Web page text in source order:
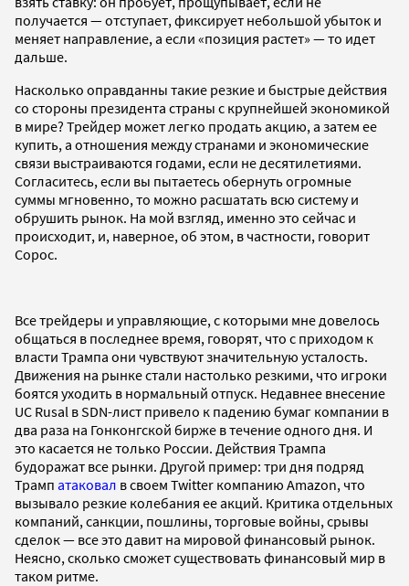
получается — отступает, фиксирует небольшой убыток и
меняет направление, а если «позиция растет» — то идет
дальше.
Насколько оправданны такие резкие и быстрые действия
со стороны президента страны с крупнейшей экономикой
в мире? Трейдер может легко продать акцию, а затем ее
купить, а отношения между странами и экономические
связи выстраиваются годами, если не десятилетиями.
Согласитесь, если вы пытаетесь обернуть огромные
суммы мгновенно, то можно расшатать всю систему и
обрушить рынок. На мой взгляд, именно это сейчас и
происходит, и, наверное, об этом, в частности, говорит
Сорос.
Все трейдеры и управляющие, с которыми мне довелось
общаться в последнее время, говорят, что с приходом к
власти Трампа они чувствуют значительную усталость.
Движения на рынке стали настолько резкими, что игроки
боятся уходить в нормальный отпуск. Недавнее внесение
UC Rusal в SDN-лист привело к падению бумаг компании в
два раза на Гонконгской бирже в течение одного дня. И
это касается не только России. Действия Трампа
будоражат все рынки. Другой пример: три дня подряд
Трамп атаковал в своем Twitter компанию Amazon, что
вызывало резкие колебания ее акций. Критика отдельных
компаний, санкции, пошлины, торговые войны, срывы
сделок — все это давит на мировой финансовый рынок.
Неясно, сколько сможет существовать финансовый мир в
таком ритме.